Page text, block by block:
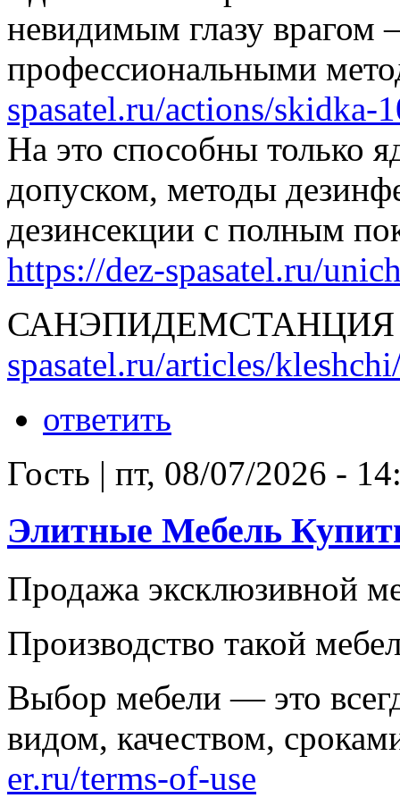
невидимым глазу врагом
профессиональными
spasatel.ru/actions/
На это способны только
допуском, методы
дезинсекции с полным
https://dez-spasatel.ru/
spasatel.ru/articles/
ответить
Гость | пт, 08/07/2026 -
Элитные Мебель
Продажа эксклюзивной
Производство такой
Выбор мебели — это
видом, качеством,
er.ru/terms-of-use